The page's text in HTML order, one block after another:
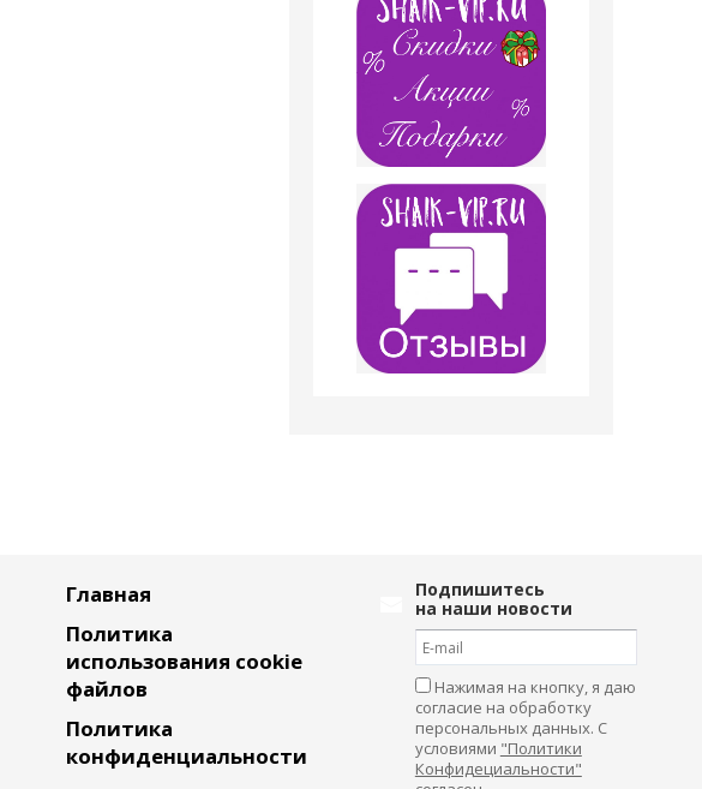
Главная
Политика
использования cookie
файлов
Политика
конфиденциальности
Подпишитесь
на наши новости
Нажимая на кнопку, я даю
согласие на обработку
персональных данных. С
условиями "Политики
Конфидециальности"